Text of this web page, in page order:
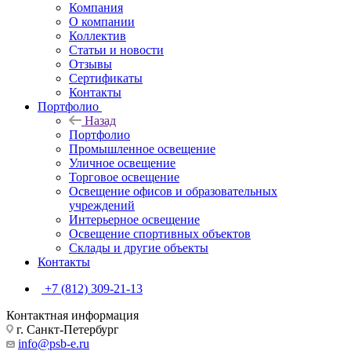
Компания
О компании
Коллектив
Статьи и новости
Отзывы
Сертификаты
Контакты
Портфолио
Назад
Портфолио
Промышленное освещение
Уличное освещение
Торговое освещение
Освещение офисов и образовательных
учреждений
Интерьерное освещение
Освещение спортивных объектов
Склады и другие объекты
Контакты
+7 (812) 309-21-13
Контактная информация
г. Санкт-Петербург
info@psb-e.ru